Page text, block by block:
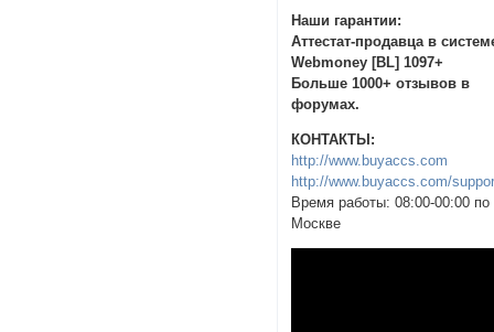
Наши гарантии:
Аттестат-продавца в
Webmoney [BL] 1097+
Больше 1000+ отзывов в
форумах.
КОНТАКТЫ:
http://www.buyaccs.com
http://www.buyaccs.com/
Время работы: 08:00-00:00 по
Москве